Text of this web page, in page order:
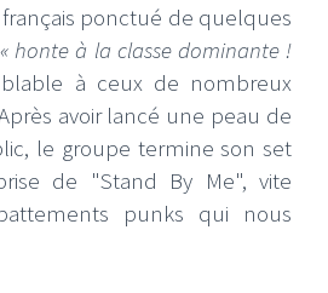
ponctué de quelques
honte à la classe dominante !
à ceux de nombreux
avoir lancé une peau de
le groupe termine son set
de "Stand By Me", vite
punks qui nous